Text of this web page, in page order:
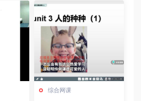
综合网课